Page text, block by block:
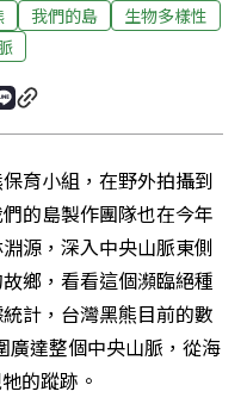
我們的島
生物多樣性
育小組，在野外拍攝到
的島製作團隊也在今年
源，深入中央山脈東側
鄉，看看這個瀕臨絕種
計，台灣黑熊目前的數
廣達整個中央山脈，從海
的蹤跡。